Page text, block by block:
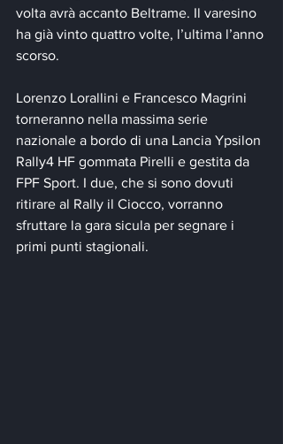
volta avrà accanto Beltrame. Il varesino
ha già vinto quattro volte, l’ultima l’anno
scorso.
Lorenzo Lorallini e Francesco Magrini
torneranno nella massima serie
nazionale a bordo di una Lancia Ypsilon
Rally4 HF gommata Pirelli e gestita da
FPF Sport. I due, che si sono dovuti
ritirare al Rally il Ciocco, vorranno
sfruttare la gara sicula per segnare i
primi punti stagionali.